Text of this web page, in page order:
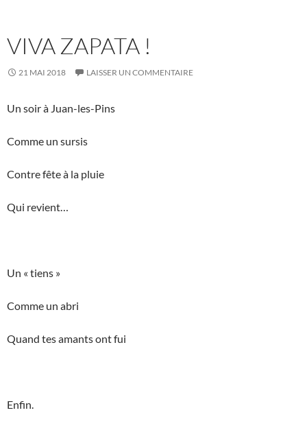
VIVA ZAPATA !
21 MAI 2018 LAISSER UN COMMENTAIRE
Un soir à Juan-les-Pins
Comme un sursis
Contre fête à la pluie
Qui revient…
Un « tiens »
Comme un abri
Quand tes amants ont fui
Enfin.